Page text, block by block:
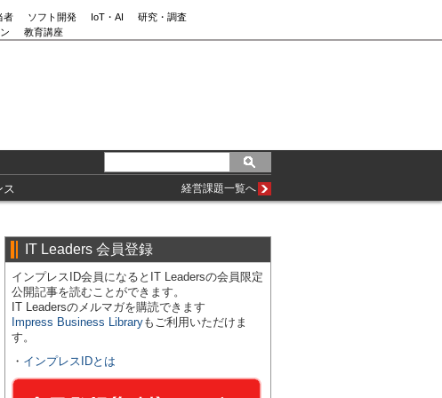
者 ソフト開発 IoT・AI
研究・調査
教育講座
ス 経営課題一覧へ
IT Leaders 会員登録
インプレスID会員になるとIT Leadersの会員限定
公開記事を読むことができます。
IT Leadersのメルマガを購読できます
Impress Business Libraryもご利用いただけま
す。
・ インプレスIDとは